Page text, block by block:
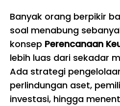
Banyak orang berpikir
soal menabung
konsep Perencanaan
lebih luas dari sekadar
Ada strategi
perlindungan aset,
investasi, hingga